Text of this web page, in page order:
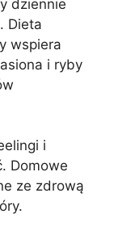
dziennie
Dieta
wspiera
i ryby
i
Domowe
ze zdrową